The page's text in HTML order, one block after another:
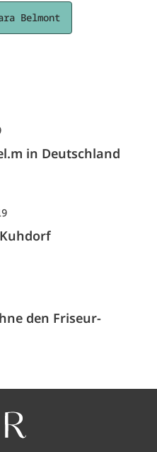
Belmont
in Deutschland
den Friseur-